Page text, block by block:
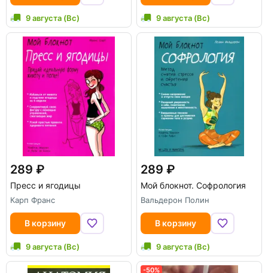
9 августа (Вс) 9 августа (Вс)
289
Пресс и ягодицы
Карп Франс
В корзину
9 августа (Вс)
289
Мой блокнот. Софрология
Вальдерон Полин
В корзину
9 августа (Вс)
-50%